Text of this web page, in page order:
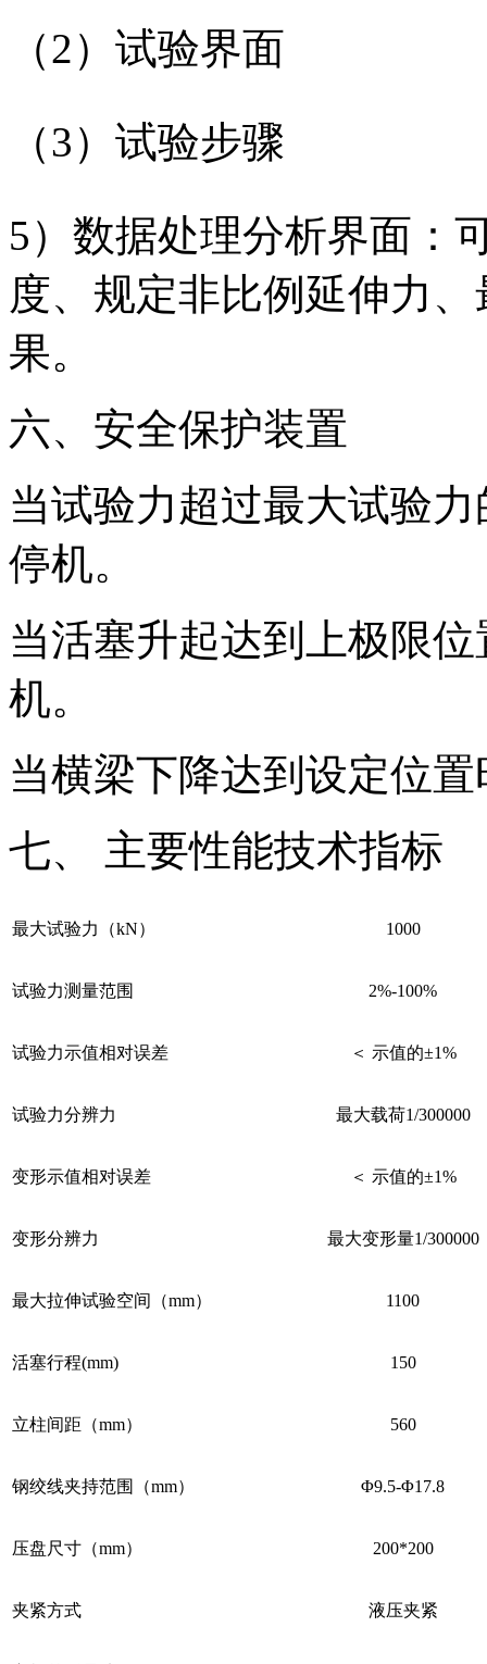
（2）试验界面
（3）试验步骤
5）数据处理分析界面：
度、规定非比例延伸力
果。
六、安全保护装置
当试验力超过最大试验
停机。
当活塞升起达到上极限
机。
当横梁下降达到设定位
七、 主要性能技术指标
最大试验力（kN） 1000
试验力测量范围 2%-100%
试验力示值相对误差 ＜ 示值的±1%
试验力分辨力 最大载荷1/300000
变形示值相对误差 ＜ 示值的±1%
变形分辨力 最大变形量1/300000
最大拉伸试验空间（mm） 1100
活塞行程(mm) 150
立柱间距（mm） 560
钢绞线夹持范围（mm） Φ9.5-Φ17.8
压盘尺寸（mm） 200*200
夹紧方式 液压夹紧